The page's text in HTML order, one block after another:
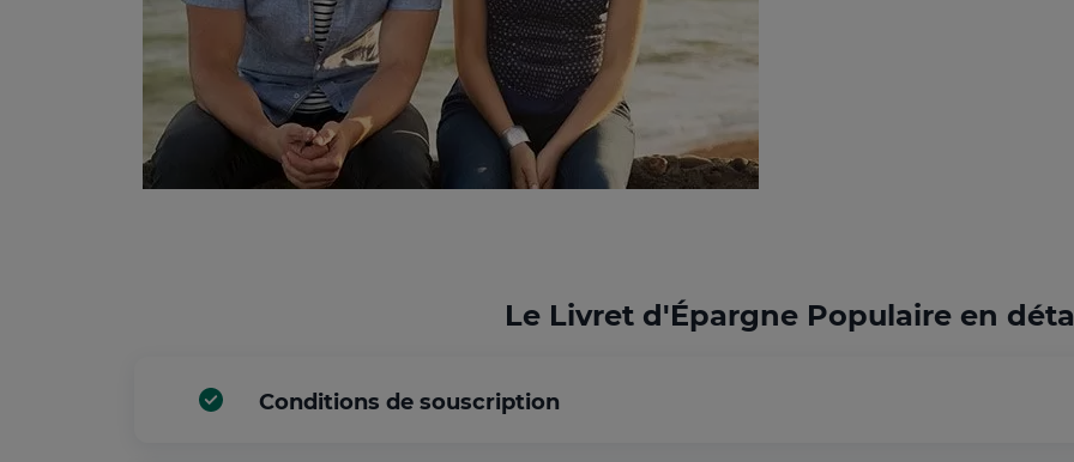
Le Livret d'Épargne Populaire en
Conditions de souscription